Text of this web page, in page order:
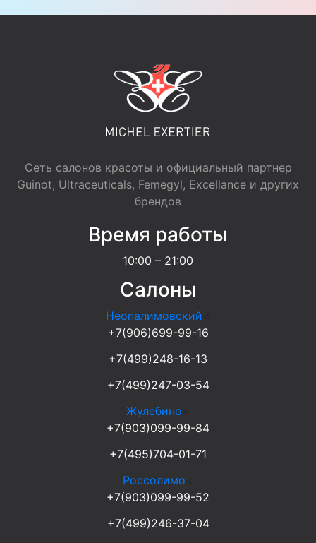
Сеть салонов красоты и официальный партнер
Guinot, Ultraceuticals, Femegyl, Excellance и других
брендов
Время работы
10:00 – 21:00
Салоны
Неопалимовский
+7(906)699-99-16
+7(499)248-16-13
+7(499)247-03-54
Жулебино
+7(903)099-99-84
+7(495)704-01-71
Россолимо
+7(903)099-99-52
+7(499)246-37-04